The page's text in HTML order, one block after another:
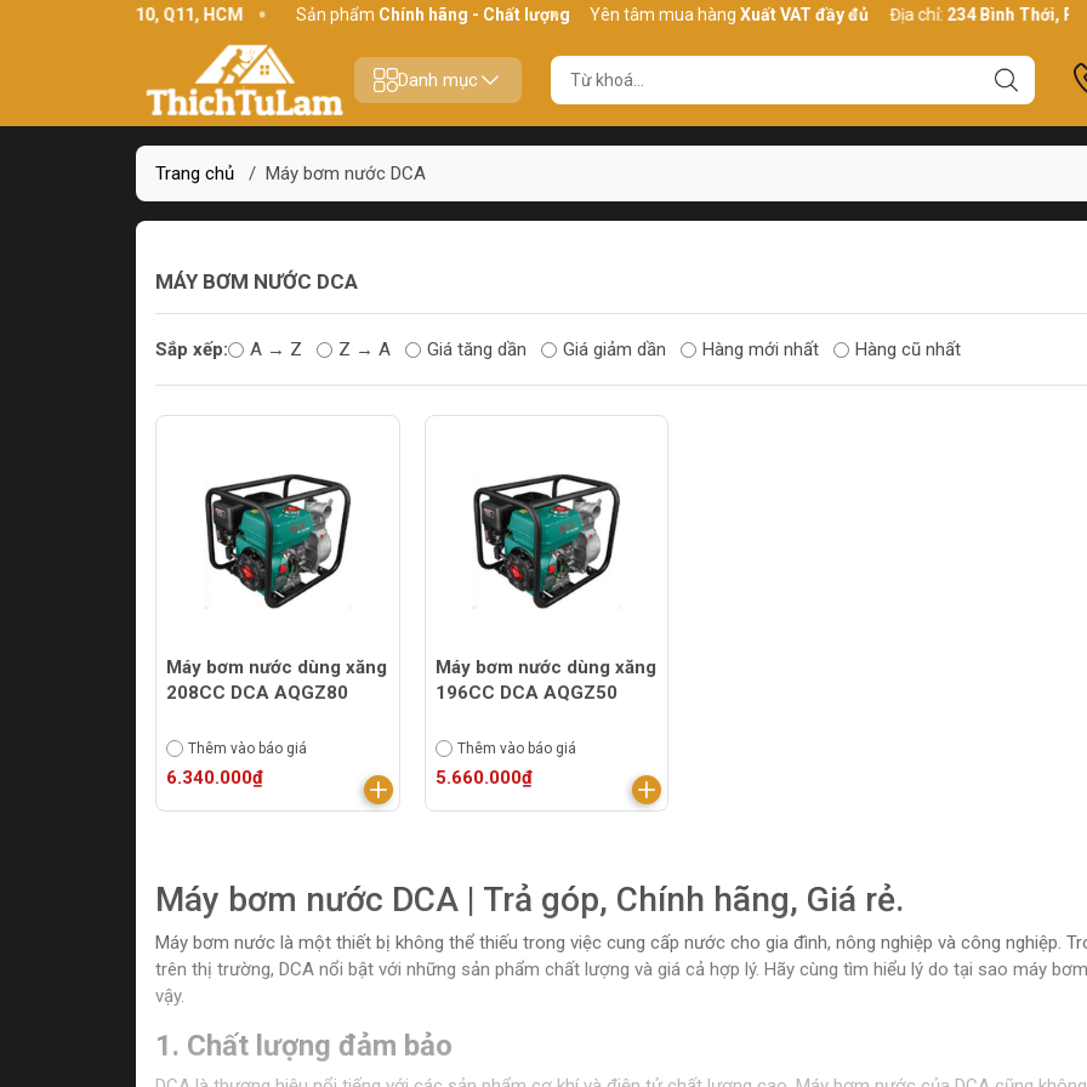
Bình Thới, P10, Q11, HCM Sản phẩmChính hãng - Chất lượng Yên tâm mua hàngXuất VAT đầy đủ Địa chỉ:234 Bình Thới, P10,
Danh mục
Trang chủ / Máy bơm nước DCA
MÁY BƠM NƯỚC DCA
Sắp xếp: A → Z Z → A Giá tăng dần Giá giảm dần Hàng mới nhất Hàng cũ nhất
Máy bơm nước dùng xăng
208CC DCA AQGZ80
Thêm vào báo giá
6.340.000₫
Máy bơm nước dùng xăng
196CC DCA AQGZ50
Thêm vào báo giá
5.660.000₫
Máy bơm nước DCA | Trả góp, Chính hãng, Giá rẻ.
Máy bơm nước là một thiết bị không thể thiếu trong việc cung cấp nước cho gia đình, nông nghiệp và công nghiệp.
trên thị trường, DCA nổi bật với những sản phẩm chất lượng và giá cả hợp lý. Hãy cùng tìm hiểu lý do tại sao máy
vậy.
1. Chất lượng đảm bảo